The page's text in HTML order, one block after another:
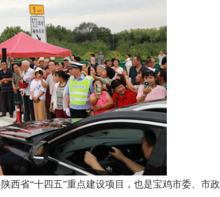
西省“十四五”重点建设项目，也是宝鸡市委、市政